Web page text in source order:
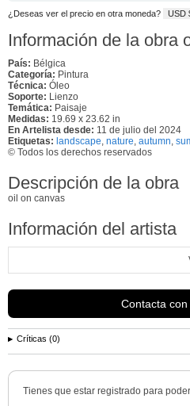
¿Deseas ver el precio en otra moneda? USD
Información de la obra
País: Bélgica
Categoría: Pintura
Técnica: Óleo
Soporte: Lienzo
Temática: Paisaje
Medidas: 19.69 x 23.62 in
En Artelista desde: 11 de julio del 2024
Etiquetas: landscape, nature, autumn,
© Todos los derechos reservados
Descripción de la obra
oil on canvas
Información del artista
Contacta
Críticas (0)
Tienes que estar registrado para poder